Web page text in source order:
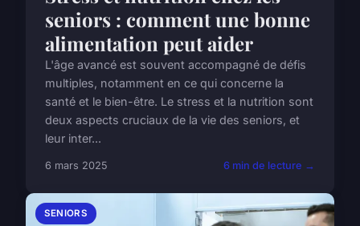
seniors : comment une bonne
alimentation peut aider
L'âge avancé est souvent accompagné de défis
multiples, notamment en ce qui concerne la
santé et le bien-être. Le stress et la nutrition sont
deux aspects cruciaux de la vie des seniors, et
leur inter...
6 mars 2025 6 min de lecture →
SENIORS